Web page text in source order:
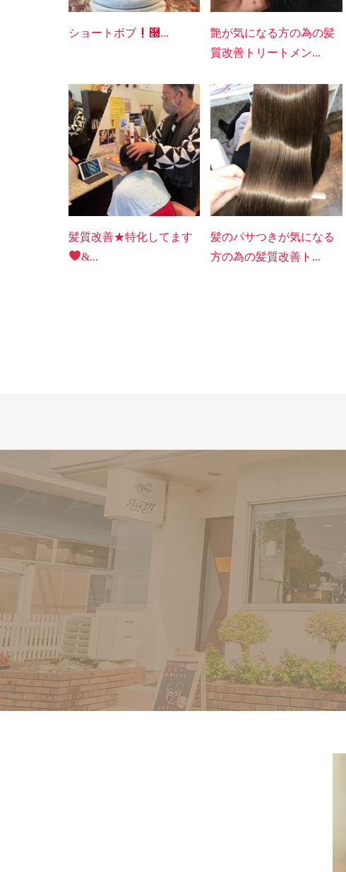
ショートボブ ࿠...
艶が気になる方の為の髪
質改善トリートメン...
髪質改善★特化してます
&...
髪のパサつきが気になる
方の為の髪質改善ト...